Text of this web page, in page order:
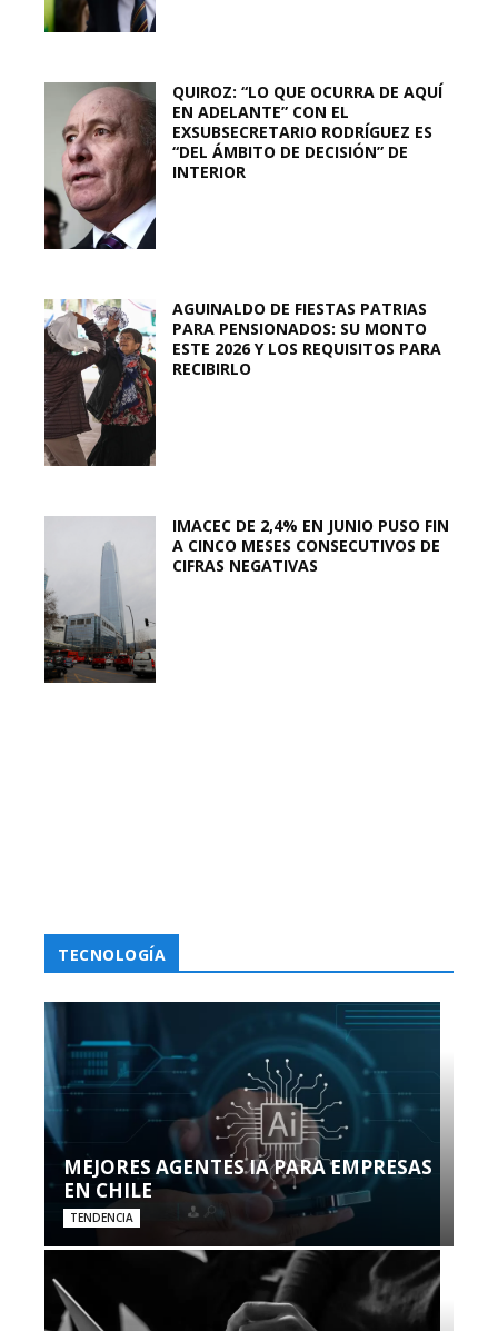
QUIROZ: “LO QUE OCURRA DE AQUÍ
EN ADELANTE” CON EL
EXSUBSECRETARIO RODRÍGUEZ ES
“DEL ÁMBITO DE DECISIÓN” DE
INTERIOR
AGUINALDO DE FIESTAS PATRIAS
PARA PENSIONADOS: SU MONTO
ESTE 2026 Y LOS REQUISITOS PARA
RECIBIRLO
IMACEC DE 2,4% EN JUNIO PUSO FIN
A CINCO MESES CONSECUTIVOS DE
CIFRAS NEGATIVAS
TECNOLOGÍA
MEJORES AGENTES IA PARA EMPRESAS
EN CHILE
TENDENCIA